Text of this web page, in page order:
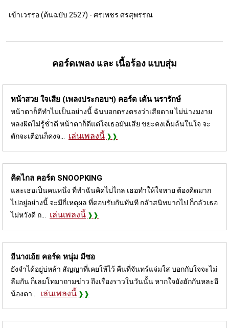
เข้าเวรรอ (ต้นฉบับ 2527) - ศรเพชร ศรสุพรรณ
คอร์ดเพลง และ เนื้อร้อง แบบสุ่ม
หน้าสวย ใจเสีย (เพลงประกอบฯ) คอร์ด เต้น นรารักษ์
หน้าตาก็ดีทำไมเป็นอย่างนี้ ฉันบอกตรงตรงว่าเสียดาย ไม่น่างมงาย
หลงผิดไม่รู้ชั่วดี หน้าตาก็ดีแต่ใจเธอมันเสีย ขยะคงเต็มล้นในใจ จะ
ตักจะเตือนก็คงจ...
เล่นเพลงนี้
คิดไกล คอร์ด SNOOPKING
และเธอเป็นคนหนึ่ง ที่ทำฉันคิดไปไกล เธอทำให้ใจหาย ต้องคิดมาก
ไปอยู่อย่างนี้ จะมีกี่เหตุผล ที่ตอบรับกันทันที กลัวสนิทมากไป ก็กลัวเธอ
ไม่หวังดี ถ...
เล่นเพลงนี้
อีนางเอ้ย คอร์ด หนุ่ม มีซอ
ยังจำได้อยู่บ่หล้า สัญญาที่เคยให้ไว้ คืนที่จันทร์แจ่มใส บอกกับใจจะไม่
ลืมกัน ก็เลยโทมาถามข่าว ถึงเรื่องราวในวันนั้น หากใจยังฮักกันหละอี
น้องตา...
เล่นเพลงนี้